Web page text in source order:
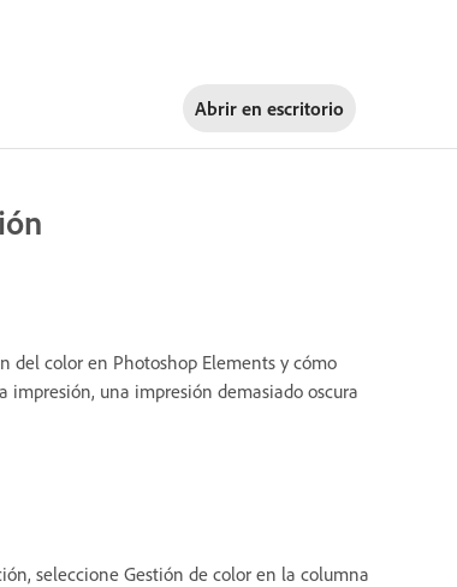
Abrir en escritorio
del color en Photoshop Elements y cómo
impresión, una impresión demasiado oscura
seleccione Gestión de color en la columna